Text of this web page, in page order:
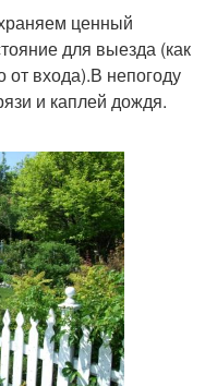
ценный
для выезда (как
входа).В непогоду
и каплей дождя.